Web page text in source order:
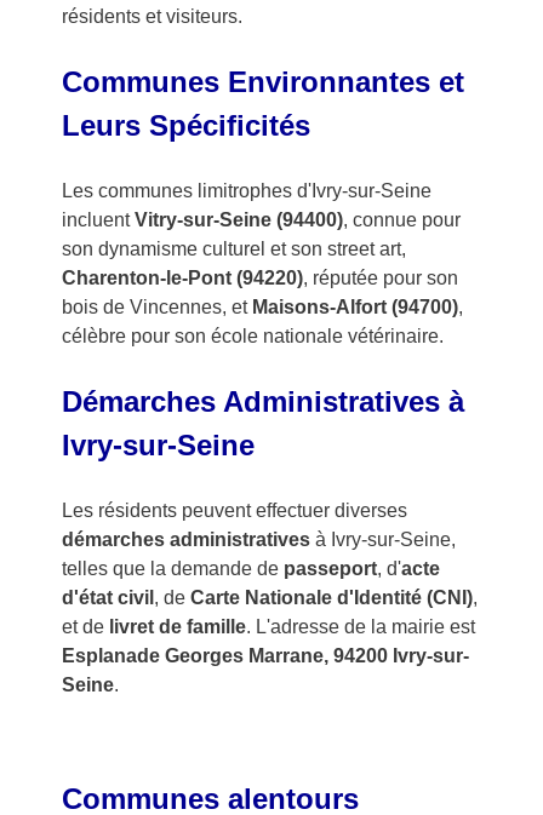
résidents et visiteurs.
Communes Environnantes et
Leurs Spécificités
Les communes limitrophes d'Ivry-sur-Seine
incluentVitry-sur-Seine (94400), connue pour
son dynamisme culturel et son street art,
Charenton-le-Pont (94220), réputée pour son
bois de Vincennes, et Maisons-Alfort (94700),
célèbre pour son école nationale vétérinaire.
Démarches Administratives à
Ivry-sur-Seine
Les résidents peuvent effectuer diverses
démarches administrativesà Ivry-sur-Seine,
telles que la demande de passeport, d'acte
d'état civil , de Carte Nationale d'Identité (CNI),
et de livret de famille. L'adresse de la mairie est
Esplanade Georges Marrane, 94200 Ivry-sur-
Seine.
Communes alentours